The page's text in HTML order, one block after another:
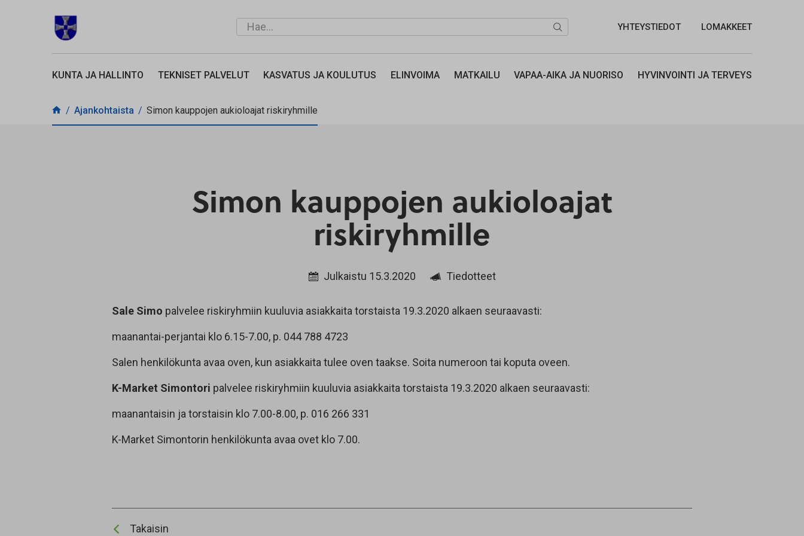
Hae...
Hae... YHTEYSTIEDOT LOMAKKEET
KUNTA JA HALLINTO TEKNISET PALVELUT KASVATUS JA KOULUTUS ELINVOIMA MATKAILU VAPAA-AIKA JA NUORISO HYVINVOINTI JA TERVEYS
Ajankohtaista Simon kauppojen aukioloajat riskiryhmille
Simon kauppojen aukioloajat
riskiryhmille
Julkaistu 15.3.2020 Tiedotteet
Sale Simo palvelee riskiryhmiin kuuluvia asiakkaita torstaista 19.3.2020 alkaen seuraavasti:
maanantai-perjantai klo 6.15-7.00, p. 044 788 4723
Salen henkilökunta avaa oven, kun asiakkaita tulee oven taakse. Soita numeroon tai koputa oveen.
K-Market Simontori palvelee riskiryhmiin kuuluvia asiakkaita torstaista 19.3.2020 alkaen seuraavasti:
maanantaisin ja torstaisin klo 7.00-8.00, p. 016 266 331
K-Market Simontorin henkilökunta avaa ovet klo 7.00.
Takaisin